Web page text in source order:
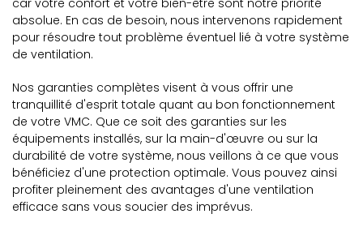
car votre confort et votre bien-être sont notre priorité
absolue. En cas de besoin, nous intervenons rapidement
pour résoudre tout problème éventuel lié à votre système
de ventilation.
Nos garanties complètes visent à vous offrir une
tranquillité d'esprit totale quant au bon fonctionnement
de votre VMC. Que ce soit des garanties sur les
équipements installés, sur la main-d'œuvre ou sur la
durabilité de votre système, nous veillons à ce que vous
bénéficiez d'une protection optimale. Vous pouvez ainsi
profiter pleinement des avantages d'une ventilation
efficace sans vous soucier des imprévus.